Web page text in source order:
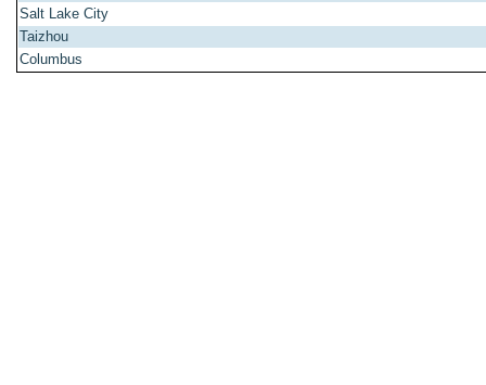
Salt Lake City
Taizhou
Columbus